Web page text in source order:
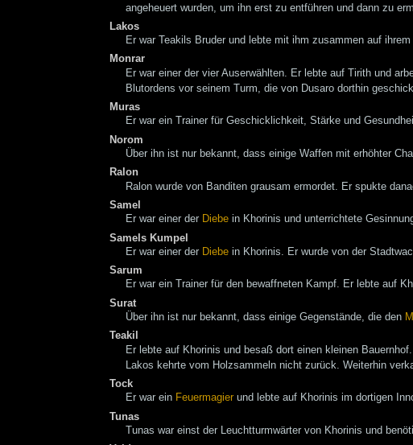
angeheuert wurden, um ihn erst zu entführen und dann zu
Lakos
Er war Teakils Bruder und lebte mit ihm zusammen auf ihrem
Monrar
Er war einer der vier Auserwählten. Er lebte auf Tirith und
Blutordens vor seinem Turm, die von Dusaro dorthin
Muras
Er war ein Trainer für Geschicklichkeit, Stärke und
Norom
Über ihn ist nur bekannt, dass einige Waffen mit erhöhter
Ralon
Ralon wurde von Banditen grausam ermordet. Er spukte
Samel
Er war einer der Diebe in Khorinis und unterrichtete
Samels Kumpel
Er war einer der Diebe in Khorinis. Er wurde von der
Sarum
Er war ein Trainer für den bewaffneten Kampf. Er lebte auf
Surat
Über ihn ist nur bekannt, dass einige Gegenstände, die den
Teakil
Er lebte auf Khorinis und besaß dort einen kleinen
Lakos kehrte vom Holzsammeln nicht zurück. Weiterhin
Tock
Er war ein Feuermagier und lebte auf Khorinis im dortigen
Tunas
Tunas war einst der Leuchtturmwärter von Khorinis und